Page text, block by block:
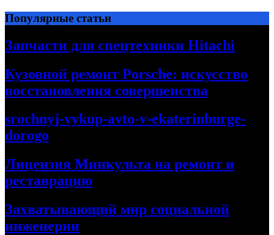
Перейти
к
содержимому
Популярные статьи
Запчасти для спецтехники Hitachi
Кузовной ремонт Porsche: искусство
восстановления совершенства
srochnyj-vykup-avto-v-ekaterinburge-
dorogo
Лицензия Минкульта на ремонт и
реставрацию
Захватывающий мир социальной
инженерии